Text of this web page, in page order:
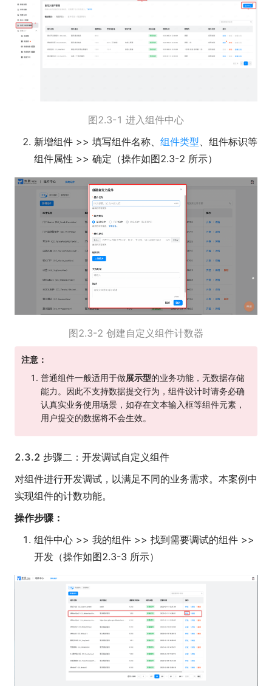
图2.3-1 进入组件中心
新增组件 >> 填写组件名称、 组件类型 、组件标识等
组件属性 >> 确定（操作如图2.3-2 所示）
图2.3-2 创建自定义组件计数器
注意：
普通组件一般适用于做展示型的业务功能，无数据存储
能力。因此不支持数据提交行为，组件设计时请务必确
认真实业务使用场景，如存在文本输入框等组件元素，
用户提交的数据将不会生效。
2.3.2 步骤二：开发调试自定义组件
对组件进行开发调试，以满足不同的业务需求。本案例中
实现组件的计数功能。
操作步骤：
组件中心 >> 我的组件 >> 找到需要调试的组件 >>
开发（操作如图2.3-3 所示）